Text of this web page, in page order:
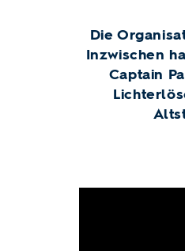
Die
Inzwischen
Captain